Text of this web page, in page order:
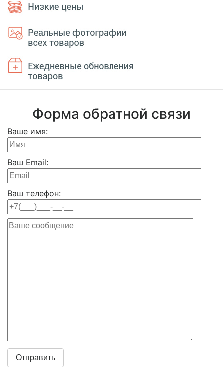
Форма обратной связи
Ваше имя:
Ваш Email:
Ваш телефон: